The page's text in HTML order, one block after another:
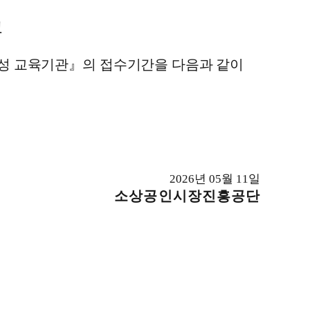
교육기관 』의 접수기간을 다음과 같이
2026년 05월 11일
소상공인시장진흥공단